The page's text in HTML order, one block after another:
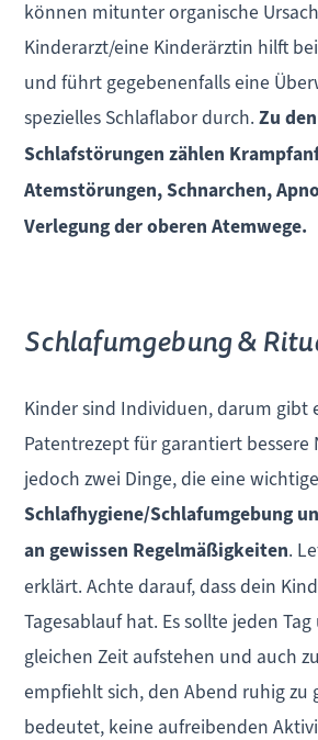
können mitunter organische
Kinderarzt/eine Kinderärztin hilft
und führt gegebenenfalls eine
spezielles Schlaflabor durch.Zu
Schlafstörungen zählen
Atemstörungen, Schnarchen,
Verlegung der oberen Atemwege.
Schlafumgebung &
Kinder sind Individuen, darum gibt
Patentrezept für garantiert bessere
jedoch zwei Dinge, die eine
Schlafhygiene/Schlafumgebung
an gewissen Regelmäßigkeiten.
erklärt. Achte darauf, dass dein
Tagesablauf hat. Es sollte jeden
gleichen Zeit aufstehen und auch
empfiehlt sich, den Abend ruhig zu
bedeutet, keine aufreibenden